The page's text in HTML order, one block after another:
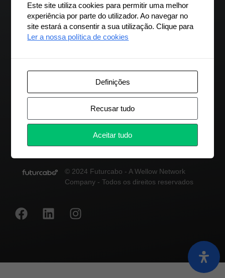
Contactos
Wellow Network
B.Wellow
CONTACTOS
Chamada para a rede fixa nacional
© 2024 Futurcabo - A Wellow Network
Company - Todos os direitos reservados
Este site utiliza cookies para permitir uma melhor
experiência por parte do utilizador. Ao navegar no
site estará a consentir a sua utilização. Clique para
Ler a nossa política de cookies
Definições
Recusar tudo
Aceitar tudo